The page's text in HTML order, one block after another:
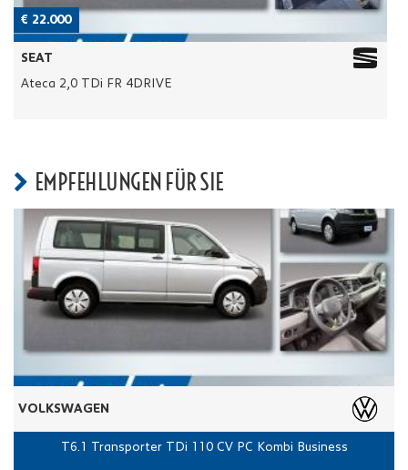
€ 22.000
SEAT
Ateca 2,0 TDi FR 4DRIVE
EMPFEHLUNGEN FÜR SIE
VOLKSWAGEN
T6.1 Transporter TDi 110 CV PC Kombi Business